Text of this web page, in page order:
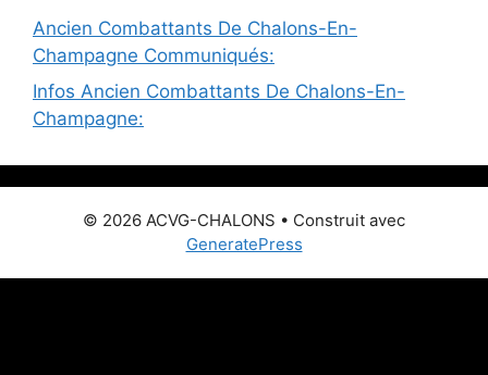
Ancien Combattants De Chalons-En-
Champagne Communiqués:
Infos Ancien Combattants De Chalons-En-
Champagne:
© 2026 ACVG-CHALONS • Construit avec
GeneratePress